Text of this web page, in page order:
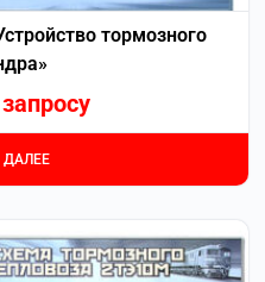
тормозного
ДАЛЕЕ